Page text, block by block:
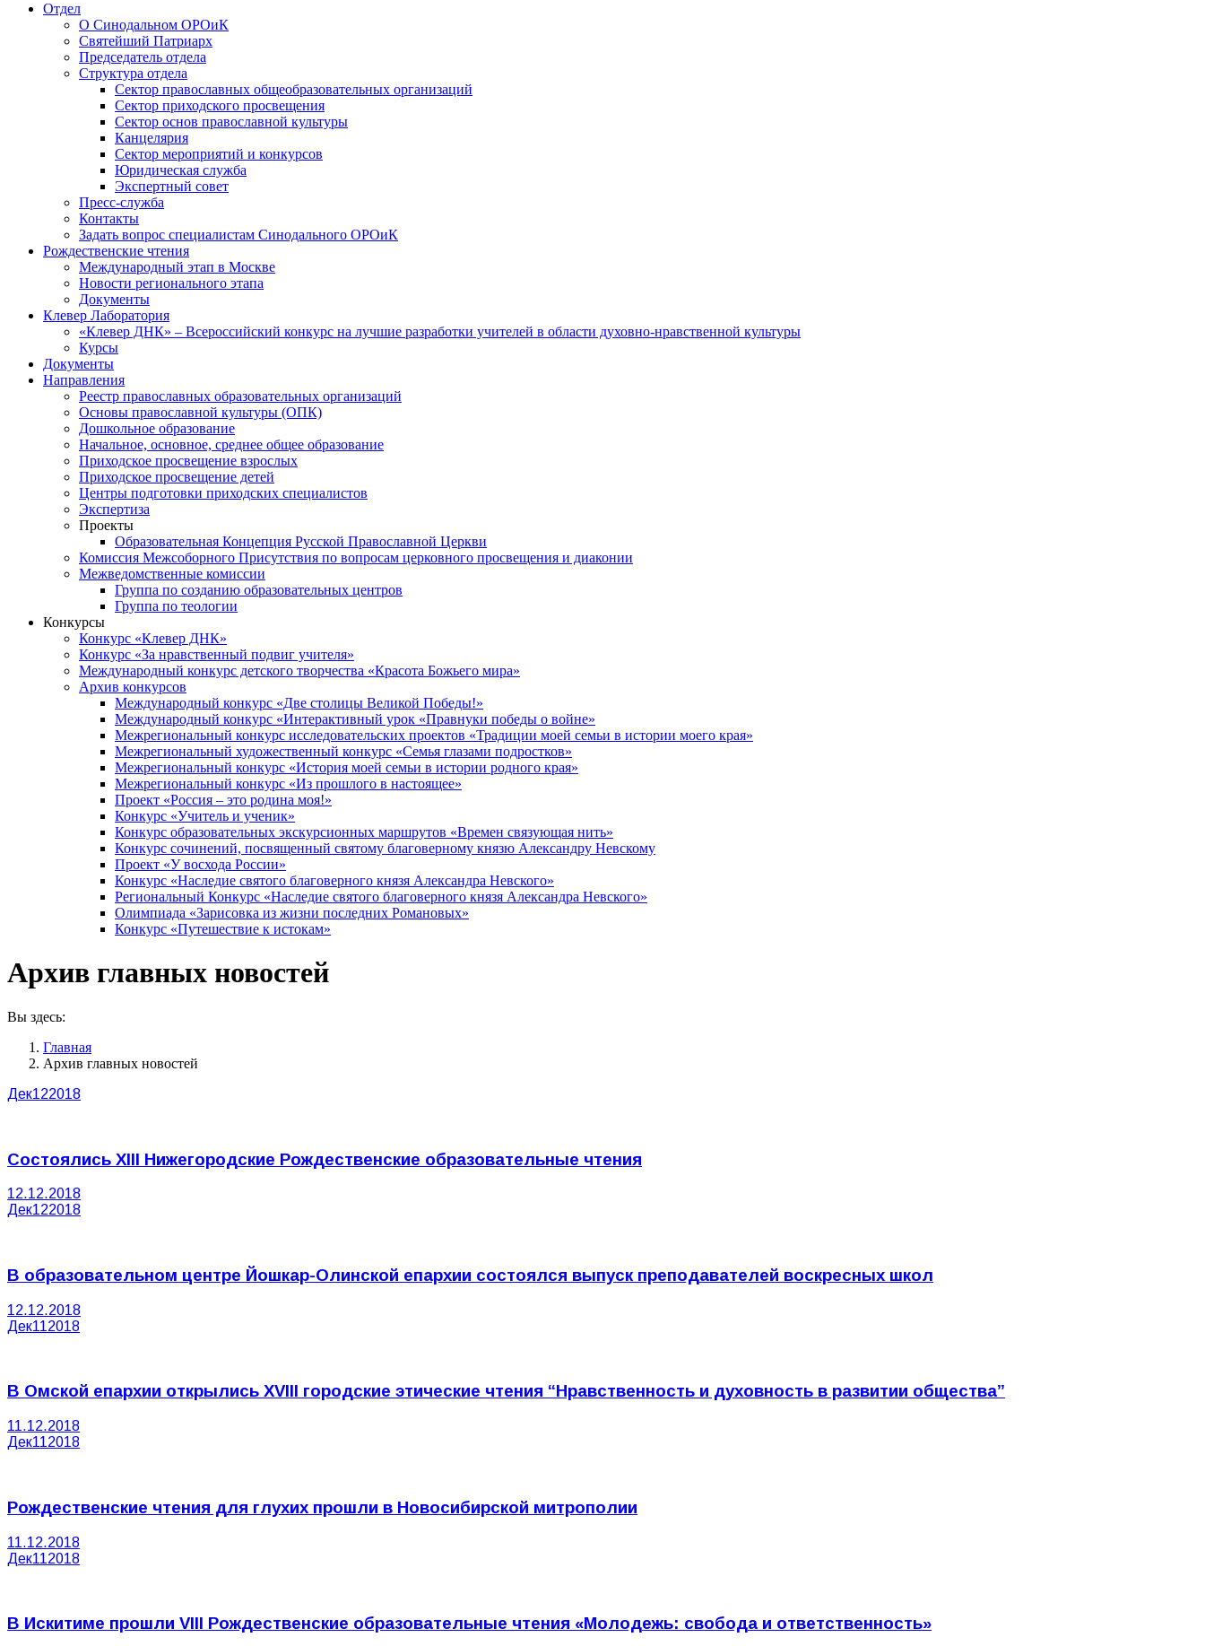
Отдел
О Синодальном ОРОиК
Святейший Патриарх
Председатель отдела
Структура отдела
Сектор православных общеобразовательных организаций
Сектор приходского просвещения
Сектор основ православной культуры
Канцелярия
Сектор мероприятий и конкурсов
Юридическая служба
Экспертный совет
Пресс-служба
Контакты
Задать вопрос специалистам Синодального ОРОиК
Рождественские чтения
Международный этап в Москве
Новости регионального этапа
Документы
Клевер Лаборатория
«Клевер ДНК» – Всероссийский конкурс на лучшие разработки учителей в области духовно-нравственной культуры
Курсы
Документы
Направления
Реестр православных образовательных организаций
Основы православной культуры (ОПК)
Дошкольное образование
Начальное, основное, среднее общее образование
Приходское просвещение взрослых
Приходское просвещение детей
Центры подготовки приходских специалистов
Экспертиза
Проекты
Образовательная Концепция Русской Православной Церкви
Комиссия Межсоборного Присутствия по вопросам церковного просвещения и диаконии
Межведомственные комиссии
Группа по созданию образовательных центров
Группа по теологии
Конкурсы
Конкурс «Клевер ДНК»
Конкурс «За нравственный подвиг учителя»
Международный конкурс детского творчества «Красота Божьего мира»
Архив конкурсов
Международный конкурс «Две столицы Великой Победы!»
Международный конкурс «Интерактивный урок «Правнуки победы о войне»
Межрегиональный конкурс исследовательских проектов «Традиции моей семьи в истории моего края»
Межрегиональный художественный конкурс «Семья глазами подростков»
Межрегиональный конкурс «История моей семьи в истории родного края»
Межрегиональный конкурс «Из прошлого в настоящее»
Проект «Россия – это родина моя!»
Конкурс «Учитель и ученик»
Конкурс образовательных экскурсионных маршрутов «Времен связующая нить»
Конкурс сочинений, посвященный святому благоверному князю Александру Невскому
Проект «У восхода России»
Конкурс «Наследие святого благоверного князя Александра Невского»
Региональный Конкурс «Наследие святого благоверного князя Александра Невского»
Олимпиада «Зарисовка из жизни последних Романовых»
Конкурс «Путешествие к истокам»
Архив главных новостей
Вы здесь:
Главная
Архив главных новостей
Дек122018
Состоялись XIII Нижегородские Рождественские образовательные чтения
12.12.2018
Дек122018
В образовательном центре Йошкар-Олинской епархии состоялся выпуск преподавателей воскресных школ
12.12.2018
Дек112018
В Омской епархии открылись XVIII городские этические чтения “Нравственность и духовность в развитии общества”
11.12.2018
Дек112018
Рождественские чтения для глухих прошли в Новосибирской митрополии
11.12.2018
Дек112018
В Искитиме прошли VIII Рождественские образовательные чтения «Молодежь: свобода и ответственность»